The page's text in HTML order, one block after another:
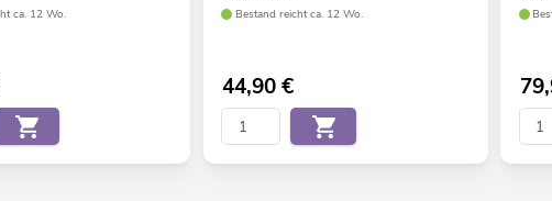
ca. 12 Wo.
Bestand reicht ca. 12 Wo.
44,90€